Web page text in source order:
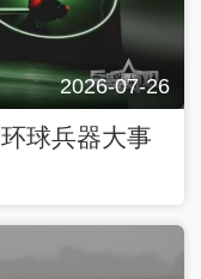
2026-07-26
球兵器大事